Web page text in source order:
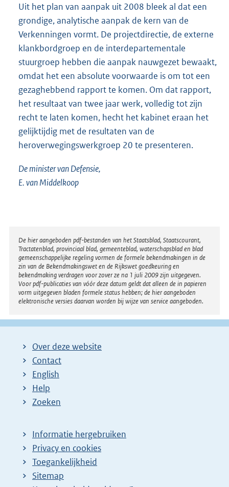
Uit het plan van aanpak uit 2008 bleek al dat een
grondige, analytische aanpak de kern van de
Verkenningen vormt. De projectdirectie, de externe
klankbordgroep en de interdepartementale
stuurgroep hebben die aanpak nauwgezet bewaakt,
omdat het een absolute voorwaarde is om tot een
gezaghebbend rapport te komen. Om dat rapport,
het resultaat van twee jaar werk, volledig tot zijn
recht te laten komen, hecht het kabinet eraan het
gelijktijdig met de resultaten van de
heroverwegingswerkgroep 20 te presenteren.
De minister van Defensie,
E. van Middelkoop
Disclaimer
De hier aangeboden pdf-bestanden van het Staatsblad, Staatscourant,
Tractatenblad, provinciaal blad, gemeenteblad, waterschapsblad en blad
gemeenschappelijke regeling vormen de formele bekendmakingen in de
zin van de Bekendmakingswet en de Rijkswet goedkeuring en
bekendmaking verdragen voor zover ze na 1 juli 2009 zijn uitgegeven.
Voor pdf-publicaties van vóór deze datum geldt dat alleen de in papieren
vorm uitgegeven bladen formele status hebben; de hier aangeboden
elektronische versies daarvan worden bij wijze van service aangeboden.
Over deze website
Contact
English
Help
Zoeken
Informatie hergebruiken
Privacy en cookies
Toegankelijkheid
Sitemap